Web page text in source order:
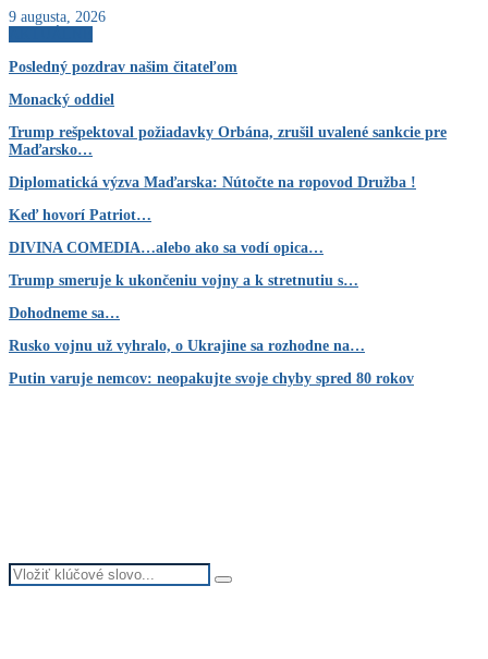
9 augusta, 2026
Posledný pozdrav našim čitateľom
Monacký oddiel
Trump rešpektoval požiadavky Orbána, zrušil uvalené sankcie pre
Maďarsko…
Diplomatická výzva Maďarska: Nútočte na ropovod Družba !
Keď hovorí Patriot…
DIVINA COMEDIA…alebo ako sa vodí opica…
Trump smeruje k ukončeniu vojny a k stretnutiu s…
Dohodneme sa…
Rusko vojnu už vyhralo, o Ukrajine sa rozhodne na…
Putin varuje nemcov: neopakujte svoje chyby spred 80 rokov
Search
Search